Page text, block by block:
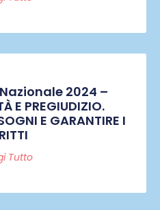
2024 –
E PREGIUDIZIO.
E GARANTIRE I
Tutto